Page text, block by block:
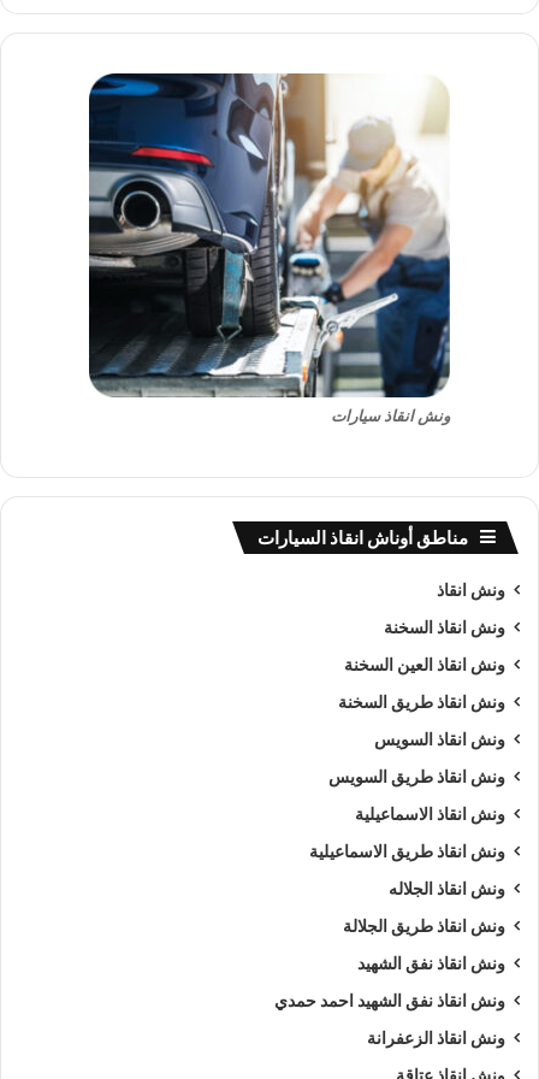
ونش انقاذ سيارات
مناطق أوناش انقاذ السيارات
ونش انقاذ
ونش انقاذ السخنة
ونش انقاذ العين السخنة
ونش انقاذ طريق السخنة
ونش انقاذ السويس
ونش انقاذ طريق السويس
ونش انقاذ الاسماعيلية
ونش انقاذ طريق الاسماعيلية
ونش انقاذ الجلاله
ونش انقاذ طريق الجلالة
ونش انقاذ نفق الشهيد
ونش انقاذ نفق الشهيد احمد حمدي
ونش انقاذ الزعفرانة
ونش انقاذ عتاقة